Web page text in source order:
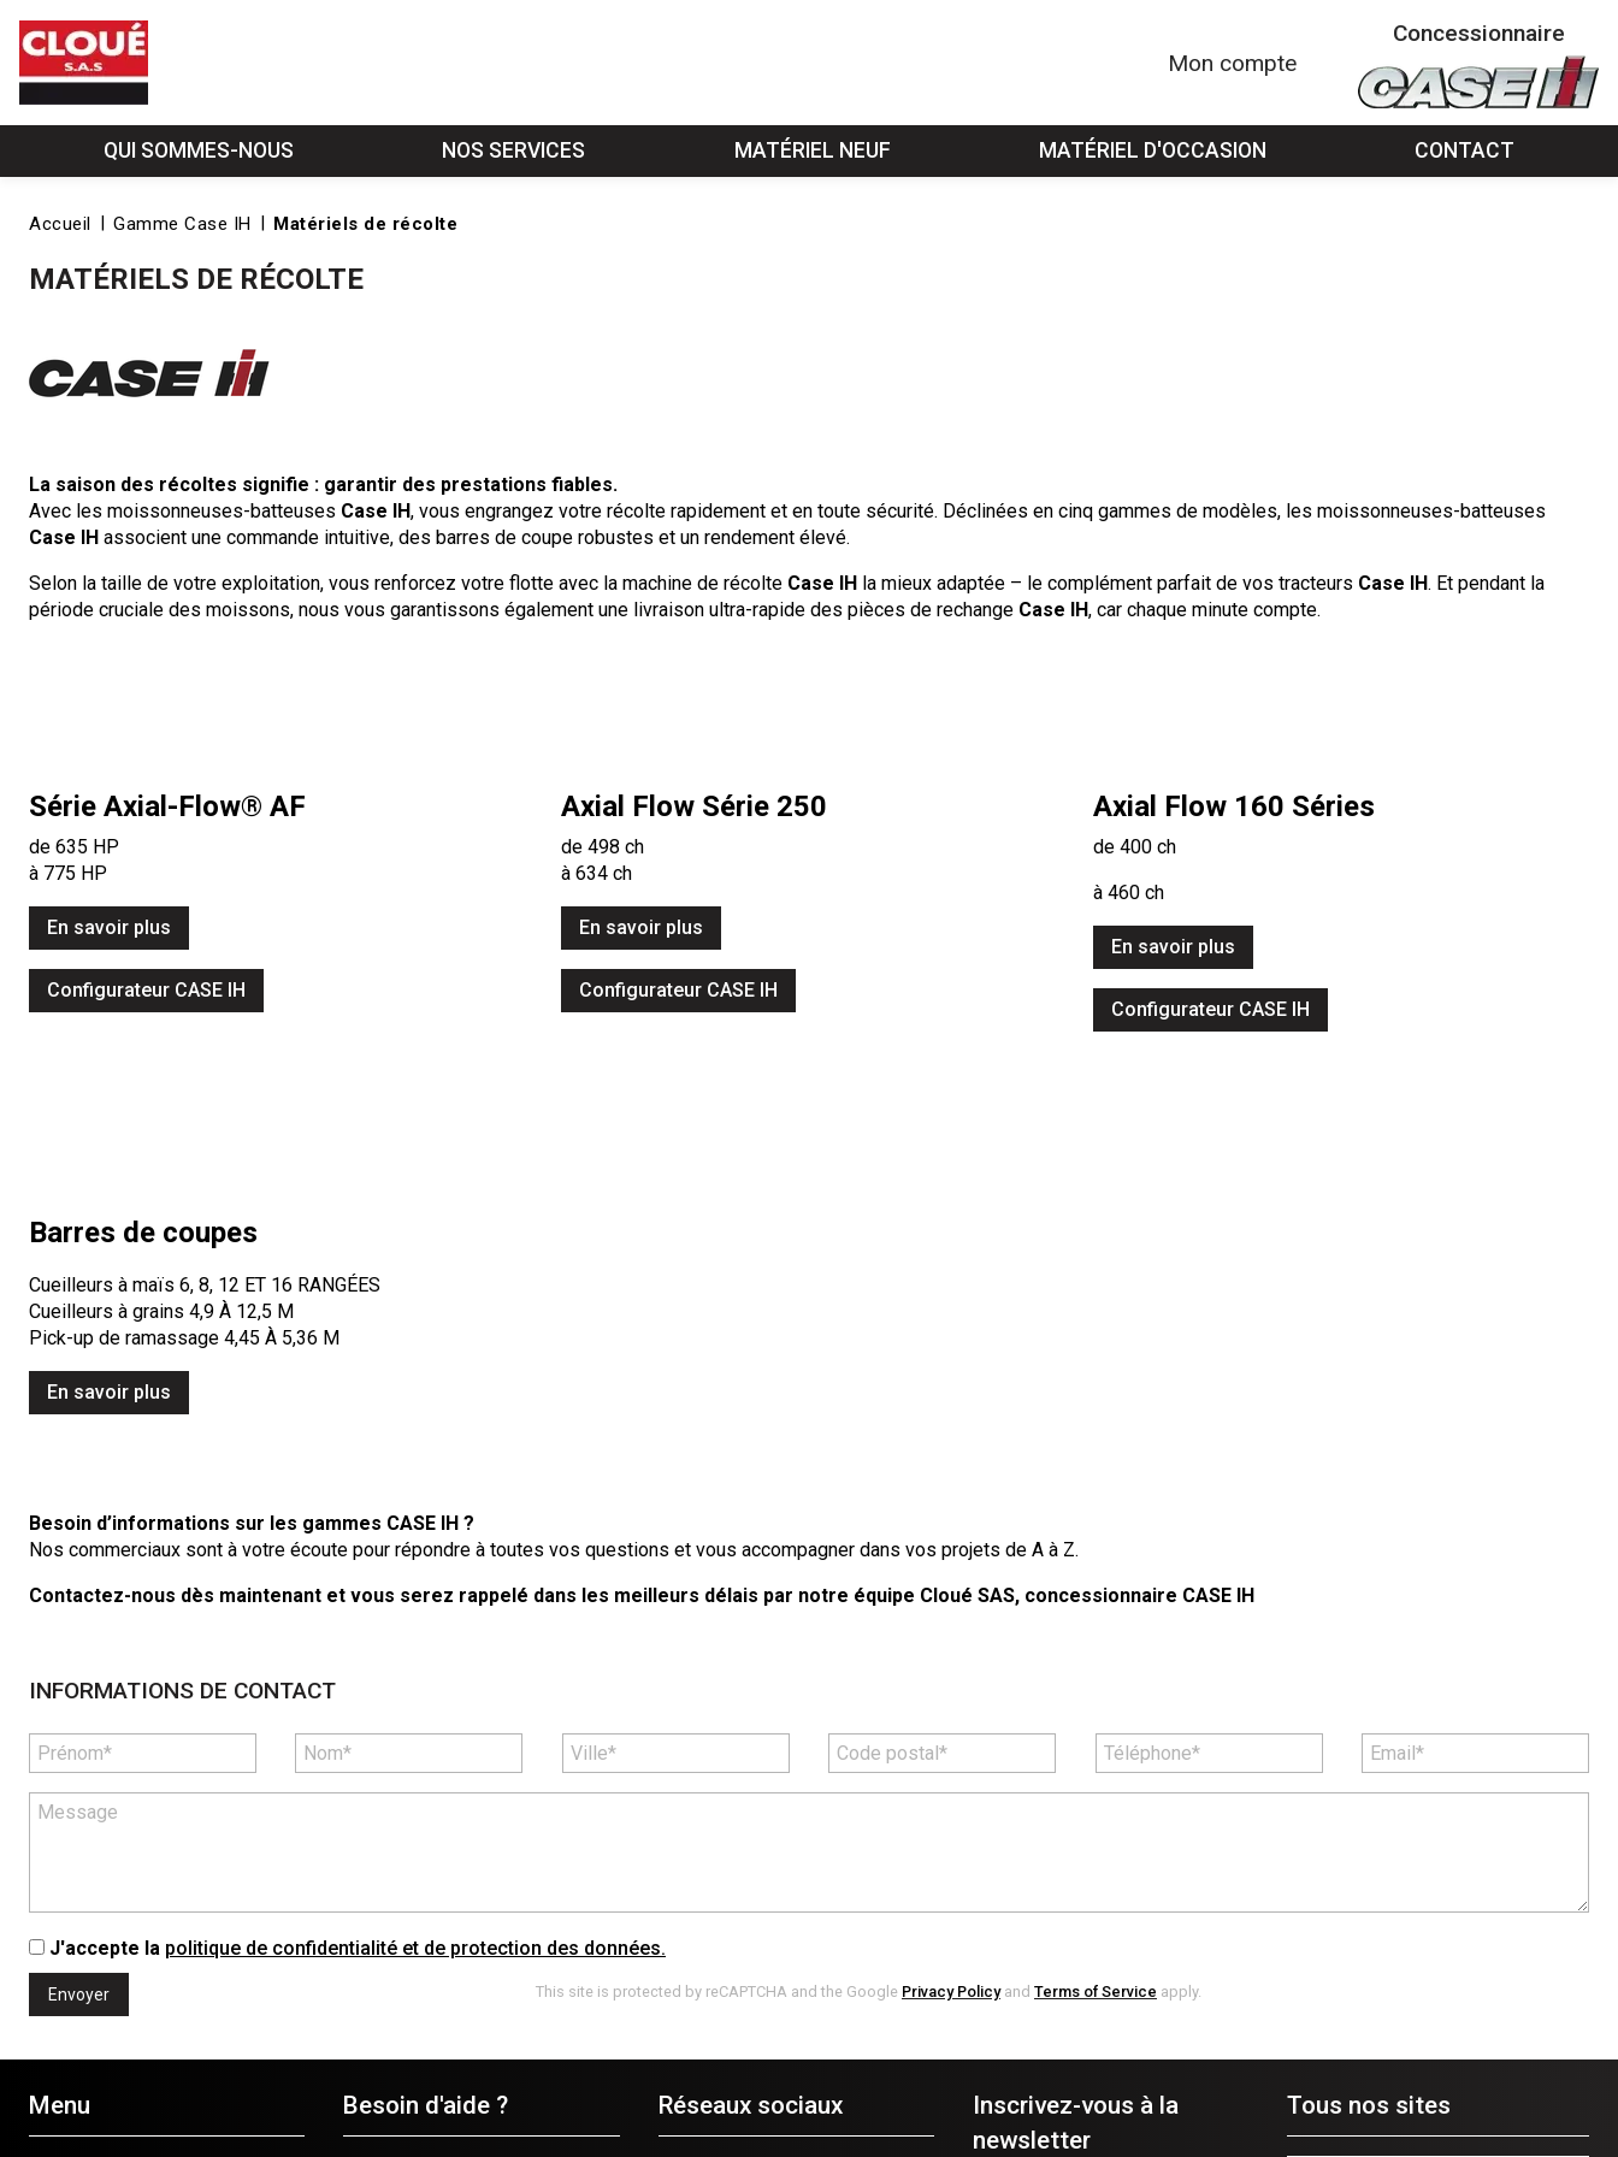
Mon compte
Concessionnaire
QUI SOMMES-NOUS NOS SERVICES MATÉRIEL NEUF MATÉRIEL D'OCCASION CONTACT
Accueil Gamme Case IH Matériels de récolte
MATÉRIELS DE RÉCOLTE
La saison des récoltes signifie : garantir des prestations fiables.
Avec les moissonneuses-batteuses Case IH, vous engrangez votre récolte rapidement et en toute sécurité. Déclinées en cinq gammes de modèles, les moissonneuses-batteuses
Case IH associent une commande intuitive, des barres de coupe robustes et un rendement élevé.
Selon la taille de votre exploitation, vous renforcez votre flotte avec la machine de récolte Case IH la mieux adaptée – le complément parfait de vos tracteurs Case IH. Et pendant la
période cruciale des moissons, nous vous garantissons également une livraison ultra-rapide des pièces de rechange Case IH, car chaque minute compte.
Série Axial-Flow® AF
de 635 HP
à 775 HP
En savoir plus
Configurateur CASE IH
Axial Flow Série 250
de 498 ch
à 634 ch
En savoir plus
Configurateur CASE IH
Axial Flow 160 Séries
de 400 ch
à 460 ch
En savoir plus
Configurateur CASE IH
Barres de coupes
Cueilleurs à maïs 6, 8, 12 ET 16 RANGÉES
Cueilleurs à grains 4,9 À 12,5 M
Pick-up de ramassage 4,45 À 5,36 M
En savoir plus
Besoin d’informations sur les gammes CASE IH ?
Nos commerciaux sont à votre écoute pour répondre à toutes vos questions et vous accompagner dans vos projets de A à Z.
Contactez-nous dès maintenant et vous serez rappelé dans les meilleurs délais par notre équipe Cloué SAS, concessionnaire CASE IH
INFORMATIONS DE CONTACT
J'accepte la politique de confidentialité et de protection des données.
Envoyer This site is protected by reCAPTCHA and the Google Privacy Policyand Terms of Service apply.
Menu Besoin d'aide ? Réseaux sociaux
Inscrivez-vous à la
newsletter
Tous nos sites